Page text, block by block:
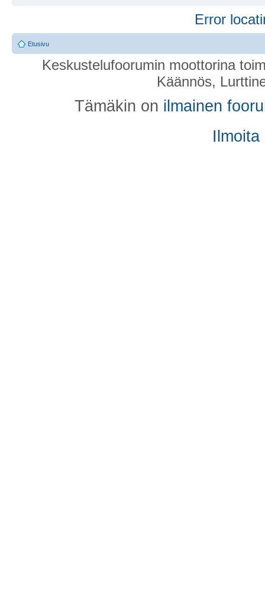
Error
Etusivu
Keskustelufoorumin moottorina
Käännös,
Tämäkin on ilmainen